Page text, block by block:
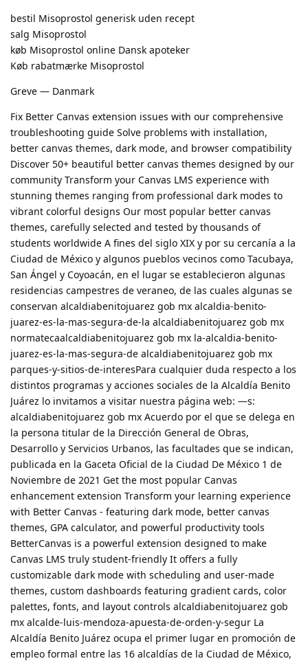
bestil Misoprostol generisk uden recept
salg Misoprostol
køb Misoprostol online Dansk apoteker
Køb rabatmærke Misoprostol
Greve — Danmark
Fix Better Canvas extension issues with our comprehensive
troubleshooting guide Solve problems with installation,
better canvas themes, dark mode, and browser compatibility
Discover 50+ beautiful better canvas themes designed by our
community Transform your Canvas LMS experience with
stunning themes ranging from professional dark modes to
vibrant colorful designs Our most popular better canvas
themes, carefully selected and tested by thousands of
students worldwide A fines del siglo XIX y por su cercanía a la
Ciudad de México y algunos pueblos vecinos como Tacubaya,
San Ángel y Coyoacán, en el lugar se establecieron algunas
residencias campestres de veraneo, de las cuales algunas se
conservan alcaldiabenitojuarez gob mx alcaldia-benito-
juarez-es-la-mas-segura-de-la alcaldiabenitojuarez gob mx
normatecaalcaldiabenitojuarez gob mx la-alcaldia-benito-
juarez-es-la-mas-segura-de alcaldiabenitojuarez gob mx
parques-y-sitios-de-interesPara cualquier duda respecto a los
distintos programas y acciones sociales de la Alcaldía Benito
Juárez lo invitamos a visitar nuestra página web: —s:
alcaldiabenitojuarez gob mx Acuerdo por el que se delega en
la persona titular de la Dirección General de Obras,
Desarrollo y Servicios Urbanos, las facultades que se indican,
publicada en la Gaceta Oficial de la Ciudad De México 1 de
Noviembre de 2021 Get the most popular Canvas
enhancement extension Transform your learning experience
with Better Canvas - featuring dark mode, better canvas
themes, GPA calculator, and powerful productivity tools
BetterCanvas is a powerful extension designed to make
Canvas LMS truly student-friendly It offers a fully
customizable dark mode with scheduling and user-made
themes, custom dashboards featuring gradient cards, color
palettes, fonts, and layout controls alcaldiabenitojuarez gob
mx alcalde-luis-mendoza-apuesta-de-orden-y-segur La
Alcaldía Benito Juárez ocupa el primer lugar en promoción de
empleo formal entre las 16 alcaldías de la Ciudad de México,